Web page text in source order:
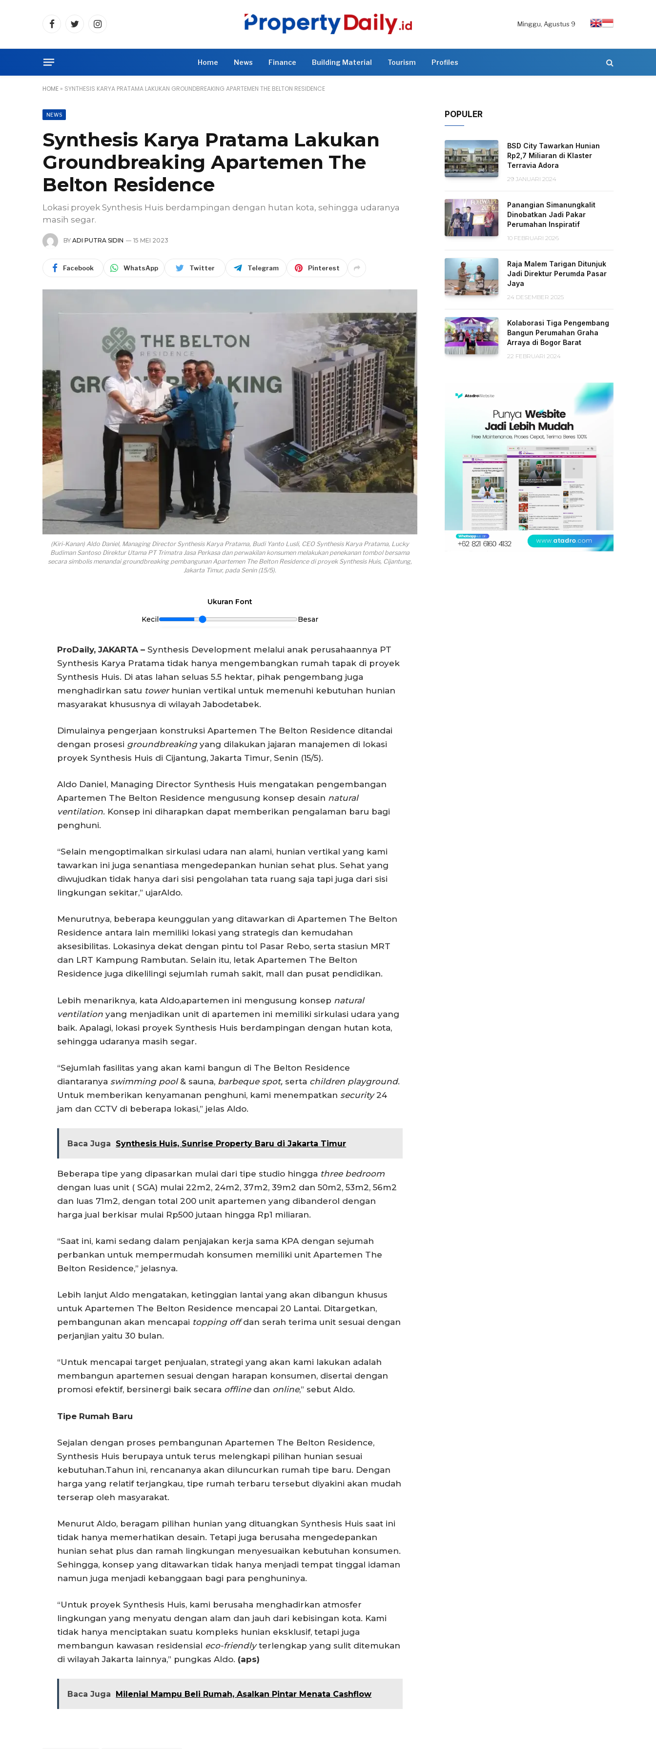
FacebookTwitterInstagram
Minggu, Agustus 9
Home News Finance Building Material Tourism Profiles
HOME » SYNTHESIS KARYA PRATAMA LAKUKAN GROUNDBREAKING APARTEMEN THE BELTON RESIDENCE
NEWS
Synthesis Karya Pratama Lakukan
Groundbreaking Apartemen The
Belton Residence
Lokasi proyek Synthesis Huis berdampingan dengan hutan kota, sehingga udaranya
masih segar.
BY ADI PUTRA SIDIN 15 MEI 2023
Facebook WhatsApp Twitter Telegram Pinterest
(Kiri-Kanan) Aldo Daniel, Managing Director Synthesis Karya Pratama, Budi Yanto Lusli, CEO Synthesis Karya Pratama, Lucky
Budiman Santoso Direktur Utama PT Trimatra Jasa Perkasa dan perwakilan konsumen melakukan penekanan tombol bersama
secara simbolis menandai groundbreaking pembangunan Apartemen The Belton Residence di proyek Synthesis Huis, Cijantung,
Jakarta Timur, pada Senin (15/5).
Ukuran Font
Kecil
Besar
ProDaily, JAKARTA – Synthesis Development melalui anak perusahaannya PT
Synthesis Karya Pratama tidak hanya mengembangkan rumah tapak di proyek
Synthesis Huis. Di atas lahan seluas 5.5 hektar, pihak pengembang juga
menghadirkan satu towerhunian vertikal untuk memenuhi kebutuhan hunian
masyarakat khususnya di wilayah Jabodetabek.
Dimulainya pengerjaan konstruksi Apartemen The Belton Residence ditandai
dengan prosesi groundbreakingyang dilakukan jajaran manajemen di lokasi
proyek Synthesis Huis di Cijantung, Jakarta Timur, Senin (15/5).
Aldo Daniel, Managing Director Synthesis Huis mengatakan pengembangan
Apartemen The Belton Residence mengusung konsep desain natural
ventilation. Konsep ini diharapkan dapat memberikan pengalaman baru bagi
penghuni.
“Selain mengoptimalkan sirkulasi udara nan alami, hunian vertikal yang kami
tawarkan ini juga senantiasa mengedepankan hunian sehat plus. Sehat yang
diwujudkan tidak hanya dari sisi pengolahan tata ruang saja tapi juga dari sisi
lingkungan sekitar,” ujarAldo.
Menurutnya, beberapa keunggulan yang ditawarkan di Apartemen The Belton
Residence antara lain memiliki lokasi yang strategis dan kemudahan
aksesibilitas. Lokasinya dekat dengan pintu tol Pasar Rebo, serta stasiun MRT
dan LRT Kampung Rambutan. Selain itu, letak Apartemen The Belton
Residence juga dikelilingi sejumlah rumah sakit, mall dan pusat pendidikan.
Lebih menariknya, kata Aldo,apartemen ini mengusung konsep natural
ventilation yang menjadikan unit di apartemen ini memiliki sirkulasi udara yang
baik. Apalagi, lokasi proyek Synthesis Huis berdampingan dengan hutan kota,
sehingga udaranya masih segar.
“Sejumlah fasilitas yang akan kami bangun di The Belton Residence
diantaranya swimming pool & sauna, barbeque spot, serta children playground.
Untuk memberikan kenyamanan penghuni, kami menempatkan security24
jam dan CCTV di beberapa lokasi,” jelas Aldo.
Baca Juga Synthesis Huis, Sunrise Property Baru di Jakarta Timur
Beberapa tipe yang dipasarkan mulai dari tipe studio hingga three bedroom
dengan luas unit ( SGA) mulai 22m2, 24m2, 37m2, 39m2 dan 50m2, 53m2, 56m2
dan luas 71m2, dengan total 200 unit apartemen yang dibanderol dengan
harga jual berkisar mulai Rp500 jutaan hingga Rp1 miliaran.
“Saat ini, kami sedang dalam penjajakan kerja sama KPA dengan sejumah
perbankan untuk mempermudah konsumen memiliki unit Apartemen The
Belton Residence,” jelasnya.
Lebih lanjut Aldo mengatakan, ketinggian lantai yang akan dibangun khusus
untuk Apartemen The Belton Residence mencapai 20 Lantai. Ditargetkan,
pembangunan akan mencapai topping offdan serah terima unit sesuai dengan
perjanjian yaitu 30 bulan.
“Untuk mencapai target penjualan, strategi yang akan kami lakukan adalah
membangun apartemen sesuai dengan harapan konsumen, disertai dengan
promosi efektif, bersinergi baik secara offlinedan online,” sebut Aldo.
Tipe Rumah Baru
Sejalan dengan proses pembangunan Apartemen The Belton Residence,
Synthesis Huis berupaya untuk terus melengkapi pilihan hunian sesuai
kebutuhan.Tahun ini, rencananya akan diluncurkan rumah tipe baru. Dengan
harga yang relatif terjangkau, tipe rumah terbaru tersebut diyakini akan mudah
terserap oleh masyarakat.
Menurut Aldo, beragam pilihan hunian yang dituangkan Synthesis Huis saat ini
tidak hanya memerhatikan desain. Tetapi juga berusaha mengedepankan
hunian sehat plus dan ramah lingkungan menyesuaikan kebutuhan konsumen.
Sehingga, konsep yang ditawarkan tidak hanya menjadi tempat tinggal idaman
namun juga menjadi kebanggaan bagi para penghuninya.
“Untuk proyek Synthesis Huis, kami berusaha menghadirkan atmosfer
lingkungan yang menyatu dengan alam dan jauh dari kebisingan kota. Kami
tidak hanya menciptakan suatu kompleks hunian eksklusif, tetapi juga
membangun kawasan residensial eco-friendlyterlengkap yang sulit ditemukan
di wilayah Jakarta lainnya,” pungkas Aldo. (aps)
Baca Juga Milenial Mampu Beli Rumah, Asalkan Pintar Menata Cashflow
POPULER
BSD City Tawarkan Hunian
Rp2,7 Miliaran di Klaster
Terravia Adora
29 JANUARI 2024
Panangian Simanungkalit
Dinobatkan Jadi Pakar
Perumahan Inspiratif
10 FEBRUARI 2026
Raja Malem Tarigan Ditunjuk
Jadi Direktur Perumda Pasar
Jaya
24 DESEMBER 2025
Kolaborasi Tiga Pengembang
Bangun Perumahan Graha
Arraya di Bogor Barat
22 FEBRUARI 2024